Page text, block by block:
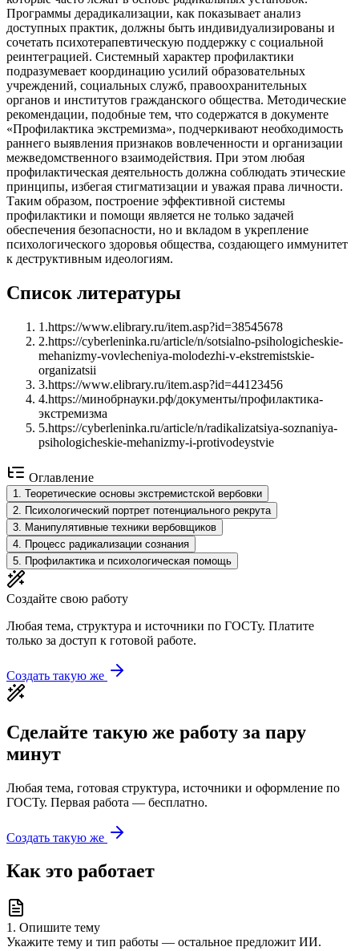
Программы дерадикализации, как показывает анализ
доступных практик, должны быть индивидуализированы и
сочетать психотерапевтическую поддержку с социальной
реинтеграцией. Системный характер профилактики
подразумевает координацию усилий образовательных
учреждений, социальных служб, правоохранительных
органов и институтов гражданского общества. Методические
рекомендации, подобные тем, что содержатся в документе
«Профилактика экстремизма», подчеркивают необходимость
раннего выявления признаков вовлеченности и организации
межведомственного взаимодействия. При этом любая
профилактическая деятельность должна соблюдать этические
принципы, избегая стигматизации и уважая права личности.
Таким образом, построение эффективной системы
профилактики и помощи является не только задачей
обеспечения безопасности, но и вкладом в укрепление
психологического здоровья общества, создающего иммунитет
к деструктивным идеологиям.
Список литературы
1 .https://www.elibrary.ru/item.asp?id=38545678
2.https://cyberleninka.ru/article/n/sotsialno-psihologicheskie-
mehanizmy-vovlecheniya-molodezhi-v-ekstremistskie-
organizatsii
3.https://www.elibrary.ru/item.asp?id=44123456
4.https://минобрнауки.рф/документы/профилактика-
экстремизма
5.https://cyberleninka.ru/article/n/radikalizatsiya-soznaniya-
psihologicheskie-mehanizmy-i-protivodeystvie
Оглавление
1
Теоретические основы экстремистской вербовки
2
Психологический портрет потенциального рекрута
3
Манипулятивные техники вербовщиков
4
Процесс радикализации сознания
5
Профилактика и психологическая помощь
Создайте свою работу
Любая тема, структура и источники по ГОСТу. Платите
только за доступ к готовой работе.
Создать такую же
Сделайте такую же работу за пару
минут
Любая тема, готовая структура, источники и оформление по
ГОСТу. Первая работа — бесплатно.
Создать такую же
Как это работает
1 . Опишите тему
Укажите тему и тип работы — остальное предложит ИИ.